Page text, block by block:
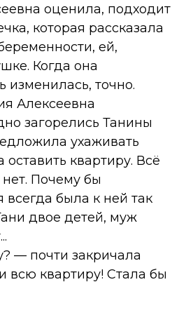
оценила, подходит
которая рассказала
ей,
Когда она
изменилась, точно.
Алексеевна
загорелись Танины
ухаживать
квартиру. Всё
Почему бы
всегда была к ней так
двое детей, муж
— почти закричала
квартиру! Стала бы